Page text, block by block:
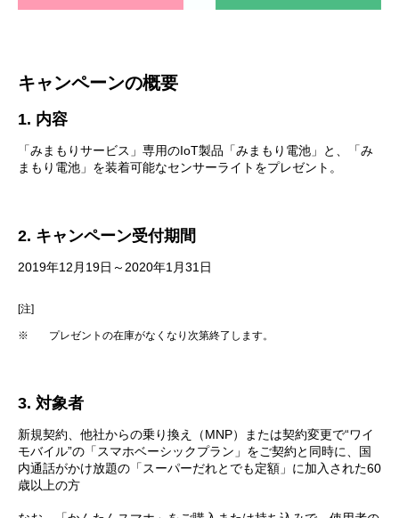
キャンペーンの概要
1. 内容
「みまもりサービス」専用のIoT製品「みまもり電池」と、「み
まもり電池」を装着可能なセンサーライトをプレゼント。
2. キャンペーン受付期間
2019年12月19日～2020年1月31日
[注]
※ プレゼントの在庫がなくなり次第終了します。
3. 対象者
新規契約、他社からの乗り換え（MNP）または契約変更で“ワイ
モバイル”の「スマホベーシックプラン」をご契約と同時に、国
内通話がかけ放題の「スーパーだれとでも定額」に加入された60
歳以上の方